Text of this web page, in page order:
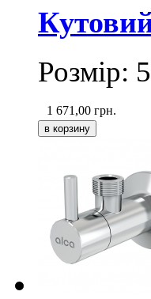
Розмір:
1 671,00 грн.